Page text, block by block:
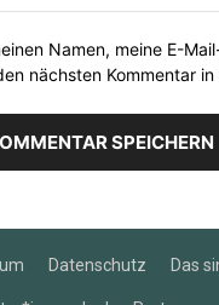
Namen, meine E-
nächsten Kommentar in
Datenschutz Das